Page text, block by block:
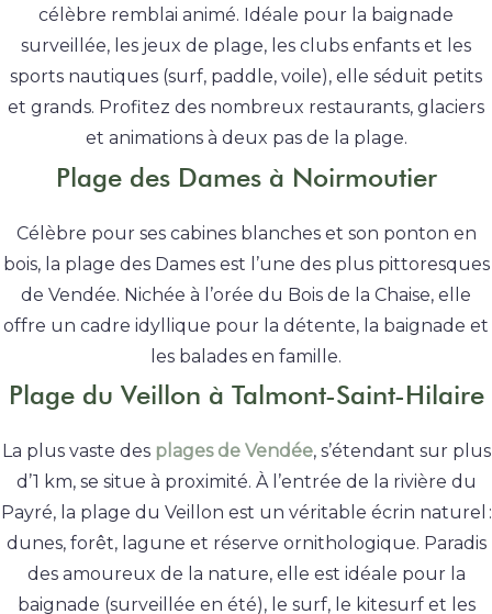
célèbre remblai animé. Idéale pour la baignade
surveillée, les jeux de plage, les clubs enfants et les
sports nautiques (surf, paddle, voile), elle séduit petits
et grands. Profitez des nombreux restaurants, glaciers
et animations à deux pas de la plage.
Plage des Dames à Noirmoutier
Célèbre pour ses cabines blanches et son ponton en
bois, la plage des Dames est l’une des plus pittoresques
de Vendée. Nichée à l’orée du Bois de la Chaise, elle
offre un cadre idyllique pour la détente, la baignade et
les balades en famille.
Plage du Veillon à Talmont-Saint-Hilaire
La plus vaste des plages de Vendée, s’étendant sur plus
d’1 km, se situe à proximité. À l’entrée de la rivière du
Payré, la plage du Veillon est un véritable écrin naturel :
dunes, forêt, lagune et réserve ornithologique. Paradis
des amoureux de la nature, elle est idéale pour la
baignade (surveillée en été), le surf, le kitesurf et les